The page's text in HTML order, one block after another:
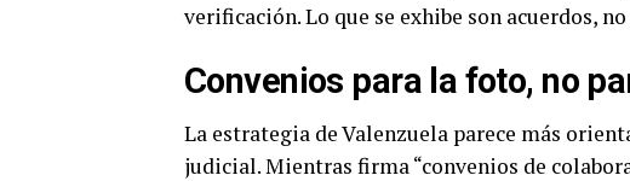
verificación. Lo que se exhibe son acuerdos,
Convenios para la foto, no
La estrategia de Valenzuela parece más
judicial. Mientras firma “convenios de